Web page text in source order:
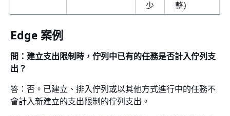
少
整）
Edge 案例
問：建立支出限制時，佇列中已有的任務是否計入佇列支
出？
答：否。已建立、排入佇列或以其他方式進行中的任務不
會計入新建立的支出限制的佇列支出。